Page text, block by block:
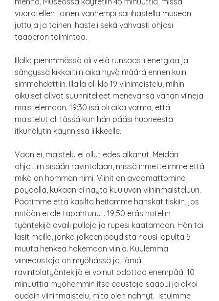
vuorotellen toinen vanhempi sai ihastella museon
juttuja ja toinen ihasteli sekä vahvasti ohjasi
taaperon toimintaa.
Illalla pienimmässä oli vielä runsaasti energiaa ja
sängyssä kikkailtiin aika hyvä määrä ennen kuin
simmahdettiin. Illalla oli klo 19 viinimaistelu, mihin
aikuiset olivat suunnitelleet menevänsä vähän viinejä
maistelemaan. 19:30 isä oli aika varma, että
maistelut oli tässä kun hän pääsi huoneesta
itkuhälytin käynnissä liikkeelle.
Vaan ei, maistelu ei ollut edes alkanut. Meidän
ohjattiin sisään ravintolaan, missä ihmettelimme että
mikä on homman nimi. Viinit on avaamattomina
pöydällä, kukaan ei näytä kuuluvan viininmaisteluun.
Päätimme että kasilta heitämme hanskat tiskiin, jos
mitään ei ole tapahtunut. 19:50 eräs hotellin
työntekijä availi pulloja ja rupesi kaatamaan. Hän toi
lasit meille, jonka jälkeen pöydistä nousi lopulta 5
muuta henkeä hakemaan viiniä. Kuulemma
viiniedustaja on myöhässä ja tämä
ravintolatyöntekijä ei voinut odottaa enempää. 10
minuuttia myöhemmin itse edustaja saapui ja alkoi
oudoin viininmaistelu, mitä olen nähnyt. Istuimme